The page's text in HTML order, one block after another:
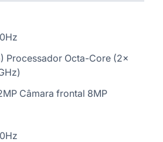
Processador Octa-Core (2x
Câmara frontal 8MP